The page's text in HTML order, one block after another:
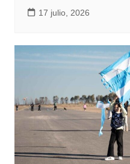
17 julio, 2026